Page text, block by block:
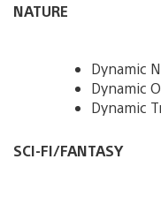
NATURE
Dynamic
Dynamic
Dynamic
SCI-FI/FANTASY